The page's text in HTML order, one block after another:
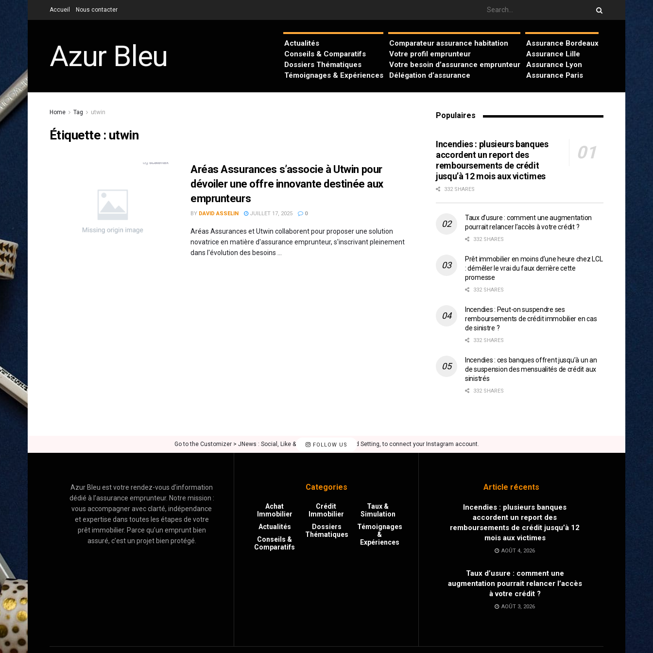
Accueil Nous contacter
Azur Bleu
Actualités
Conseils & Comparatifs
Dossiers Thématiques
Témoignages & Expériences
Comparateur assurance habitation
Votre profil emprunteur
Votre besoin d’assurance emprunteur
Délégation d’assurance
Assurance Bordeaux
Assurance Lille
Assurance Lyon
Assurance Paris
Home Tag utwin
Étiquette : utwin
Aréas Assurances s’associe à Utwin pour
dévoiler une offre innovante destinée aux
emprunteurs
BY DAVID ASSELIN JUILLET 17, 2025 0
Aréas Assurances et Utwin collaborent pour proposer une solution
novatrice en matière d'assurance emprunteur, s'inscrivant pleinement
dans l'évolution des besoins ...
Populaires
Incendies : plusieurs banques
accordent un report des
remboursements de crédit
jusqu’à 12 mois aux victimes
332 SHARES
Taux d’usure : comment une augmentation
pourrait relancer l’accès à votre crédit ?
332 SHARES
Prêt immobilier en moins d’une heure chez LCL
: démêler le vrai du faux derrière cette
promesse
332 SHARES
Incendies : Peut-on suspendre ses
remboursements de crédit immobilier en cas
de sinistre ?
332 SHARES
Incendies : ces banques offrent jusqu’à un an
de suspension des mensualités de crédit aux
sinistrés
332 SHARES
FOLLOW US
Go to the Customizer > JNews : Social, Like & View > Instagram Feed Setting, to connect your Instagram account.
Azur Bleu est votre rendez-vous d’information
dédié à l’assurance emprunteur. Notre mission :
vous accompagner avec clarté, indépendance
et expertise dans toutes les étapes de votre
prêt immobilier. Parce qu’un emprunt bien
assuré, c’est un projet bien protégé.
Categories
Achat
Immobilier
Actualités
Conseils &
Comparatifs
Crédit
Immobilier
Dossiers
Thématiques
Taux &
Simulation
Témoignages
&
Expériences
Article récents
Incendies : plusieurs banques
accordent un report des
remboursements de crédit jusqu’à 12
mois aux victimes
AOÛT 4, 2026
Taux d’usure : comment une
augmentation pourrait relancer l’accès
à votre crédit ?
AOÛT 3, 2026